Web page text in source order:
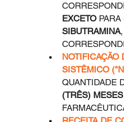
EXCETO PARA
SIBUTRAMINA
NOTIFICAÇÃO
SISTÊMICO
QUANTIDADE
(TRÊS) MESES